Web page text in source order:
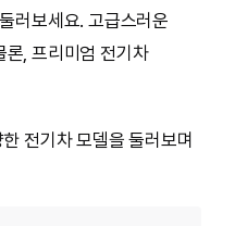
러보세요. 고급스러운
론, 프리미엄 전기차
전기차 모델을 둘러보며